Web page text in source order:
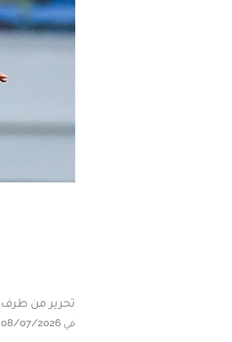
تحرير من طرف
في 08/07/2026 على الساعة 18:00